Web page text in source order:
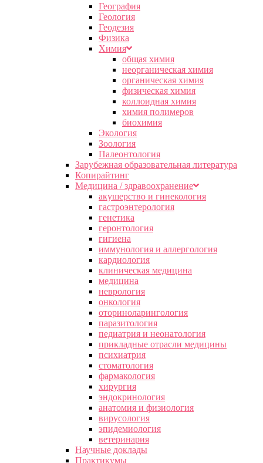
География
Геология
Геодезия
Физика
Химия
общая химия
неорганическая химия
органическая химия
физическая химия
коллоидная химия
химия полимеров
биохимия
Экология
Зоология
Палеонтология
Зарубежная образовательная литература
Копирайтинг
Медицина / здравоохранение
акушерство и гинекология
гастроэнтерология
генетика
геронтология
гигиена
иммунология и аллергология
кардиология
клиническая медицина
медицина
неврология
онкология
оториноларингология
паразитология
педиатрия и неонатология
прикладные отрасли медицины
психиатрия
стоматология
фармакология
хирургия
эндокринология
анатомия и физиология
вирусология
эпидемиология
ветеринария
Научные доклады
Практикумы